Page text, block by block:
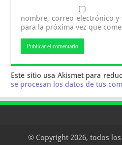
nombre, correo electrónico y
para la próxima vez que
Este sitio usa Akismet para
se procesan los datos de tus
© Copyright 2026, todos los